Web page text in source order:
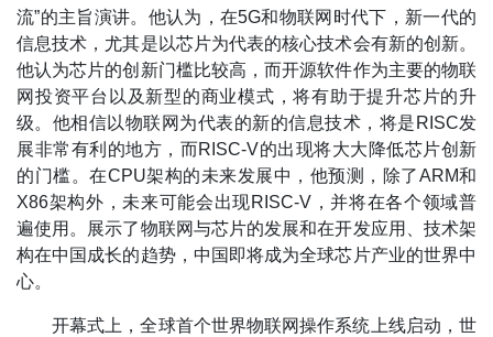
流”的主旨演讲。他认为，在5G和物联网时代下，新一代的
信息技术，尤其是以芯片为代表的核心技术会有新的创新。
他认为芯片的创新门槛比较高，而开源软件作为主要的物联
网投资平台以及新型的商业模式，将有助于提升芯片的升
级。他相信以物联网为代表的新的信息技术，将是RISC发
展非常有利的地方，而RISC-V的出现将大大降低芯片创新
的门槛。在CPU架构的未来发展中，他预测，除了ARM和
X86架构外，未来可能会出现RISC-V，并将在各个领域普
遍使用。展示了物联网与芯片的发展和在开发应用、技术架
构在中国成长的趋势，中国即将成为全球芯片产业的世界中
心。
开幕式上，全球首个世界物联网操作系统上线启动，世